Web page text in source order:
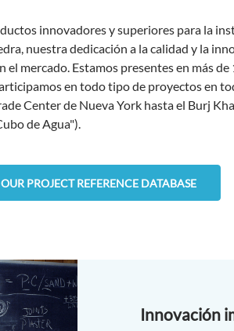
innovadores y superiores para la
nuestra dedicación a la calidad y la
mercado. Estamos presentes en más de
en todo tipo de proyectos en
Center de Nueva York hasta el Burj
de Agua").
PROJECT REFERENCE DATABASE
Innovación